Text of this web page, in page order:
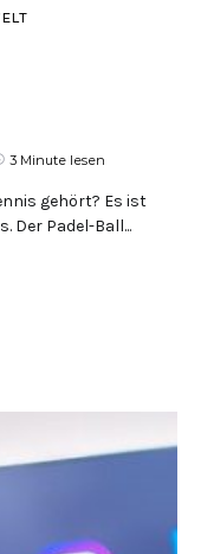
3 Minute lesen
gehört? Es ist
Der Padel-Ball...